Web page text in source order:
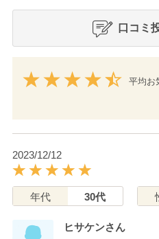
口コミ
平均お
2023/12/12
年代 30代
ヒサケンさん